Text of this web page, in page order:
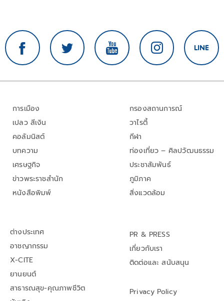
การเมือง
เปลว สีเงิน
คอลัมนิสต์
บทความ
เศรษฐกิจ
ข่าวพระราชสำนัก
หนังสือพิมพ์
กรองสถานการณ์
วาไรตี้
กีฬา
ท่องเที่ยว – ศิลปวัฒนธรรม
ประชาสัมพันธ์
ภูมิภาค
สิ่งแวดล้อม
ต่างประเทศ
อาชญากรรม
X-CITE
ยานยนต์
สาธารณสุข-คุณภาพชีวิต
PR & PRESS
เกี่ยวกับเรา
ติดต่อและ สนับสนุน
Privacy Policy